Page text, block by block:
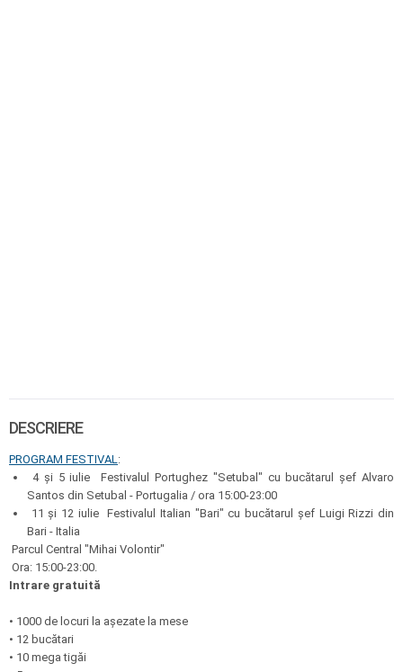
DESCRIERE
PROGRAM FESTIVAL:
4 și 5 iulie Festivalul Portughez "Setubal" cu bucătarul șef Alvaro
Santos din Setubal - Portugalia / ora 15:00-23:00
11 și 12 iulie Festivalul Italian "Bari" cu bucătarul șef Luigi Rizzi din
Bari - Italia
Parcul Central "Mihai Volontir"
Ora: 15:00-23:00.
Intrare gratuită
• 1000 de locuri la așezate la mese
• 12 bucătari
• 10 mega tigăi